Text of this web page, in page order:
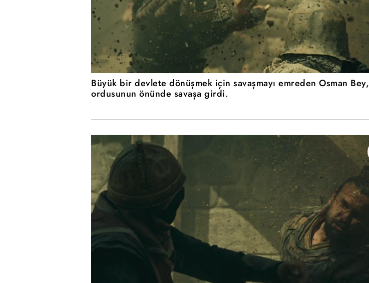
Büyük bir devlete dönüşmek için savaşmayı emreden Osman Bey,
ordusunun önünde savaşa girdi.